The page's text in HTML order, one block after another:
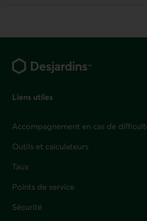
Liens utiles
Accompagnement en cas de
Outils et calculateurs
Taux
Points de service
Sécurité